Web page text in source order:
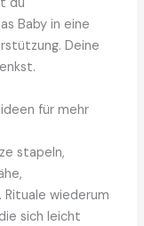
Baby in eine
Deine
für mehr
stapeln,
wiederum
sich leicht